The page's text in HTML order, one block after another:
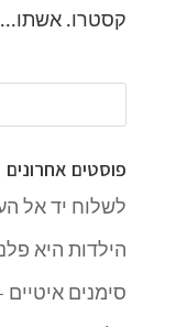
קסטרו. אשתו...
פוסטים אחרונים
לשלוח יד אל
הילדות היא
סימנים איטיים